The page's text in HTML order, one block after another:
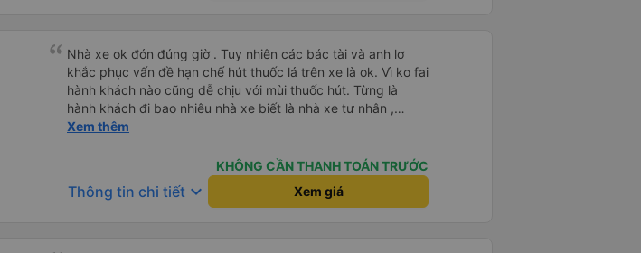
Nhà xe ok đón đúng giờ . Tuy nhiên các bác tài và anh lơ
khắc phục vấn đề hạn chế hút thuốc lá trên xe là ok. Vì ko fai
hành khách nào cũng dễ chịu với mùi thuốc hút. Từng là
hành khách đi bao nhiêu nhà xe biết là nhà xe tư nhân ,
nhưng hãy theo cách vận hành của Phương Trang Busline, từ
Xem thêm
KHÔNG CẦN THANH TOÁN TRƯỚC
Thông tin chi tiết keyboard_arrow_down Xem giá